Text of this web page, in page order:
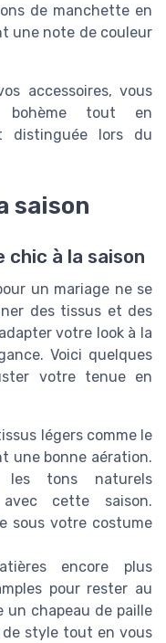
de manchette en
une note de couleur
accessoires, vous
bohème tout en
distinguée lors du
saison
chic à la saison
un mariage ne se
des tissus et des
votre look à la
Voici quelques
votre tenue en
légers comme le
une bonne aération.
les tons naturels
cette saison.
sous votre costume
encore plus
pour rester au
un chapeau de paille
style tout en vous